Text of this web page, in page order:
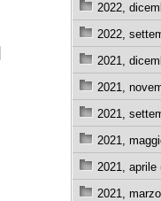
2022,
2022,
2021,
2021,
2021,
2021,
2021, aprile
2021,